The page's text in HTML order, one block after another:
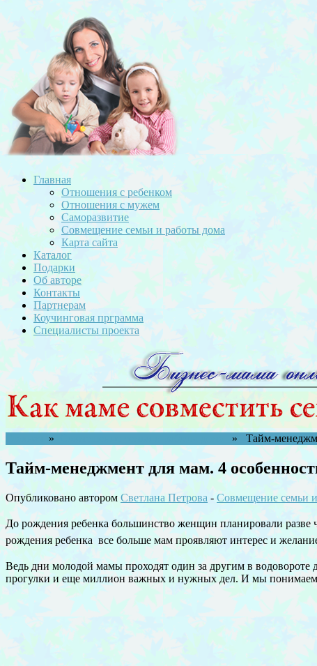
Главная
Отношения с ребенком
Отношения с мужем
Саморазвитие
Совмещение семьи и работы дома
Карта сайта
Каталог
Подарки
Об авторе
Контакты
Партнерам
Коучинговая прграмма
Специалисты проекта
» » Тайм-
Тайм-менеджмент для мам. 4
Опубликовано автором Светлана Петрова - Совмещение семьи
До рождения ребенка большинство женщин планировали разве
рождения ребенка все больше мам проявляют интерес и
Ведь дни молодой мамы проходят один за другим в
прогулки и еще миллион важных и нужных дел. И мы понимаем,